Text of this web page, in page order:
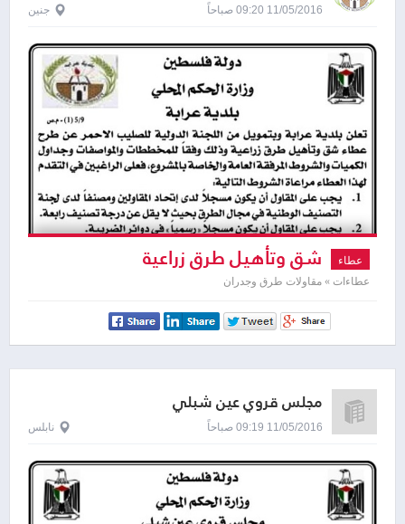
11/05/2016 09:20 صباحاً جنين
عطاء شق وتأهيل طرق زراعية
عطاءات » مقاولات طرق وجدران
مجلس قروي عين شبلي
11/05/2016 09:19 صباحاً نابلس